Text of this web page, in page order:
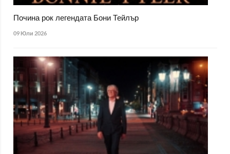
Почина рок легендата Бони Тейлър
09 Юли 2026